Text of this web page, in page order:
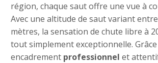
région, chaque saut offre une vue à
Avec une altitude de saut variant
mètres, la sensation de chute libre à
tout simplement exceptionnelle.
encadrement professionnel et